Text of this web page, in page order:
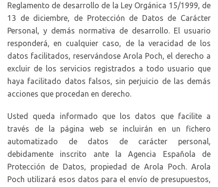
Reglamento de desarrollo de la Ley Orgánica 15/1999, de
13 de diciembre, de Protección de Datos de Carácter
Personal, y demás normativa de desarrollo. El usuario
responderá, en cualquier caso, de la veracidad de los
datos facilitados, reservándose Arola Poch, el derecho a
excluir de los servicios registrados a todo usuario que
haya facilitado datos falsos, sin perjuicio de las demás
acciones que procedan en derecho.
Usted queda informado que los datos que facilite a
través de la página web se incluirán en un fichero
automatizado de datos de carácter personal,
debidamente inscrito ante la Agencia Española de
Protección de Datos, propiedad de Arola Poch. Arola
Poch utilizará esos datos para el envío de presupuestos,